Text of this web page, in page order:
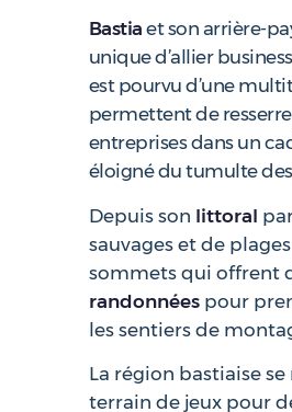
Bastia et son arrière-
unique d’allier
est pourvu d’une
permettent de
entreprises dans un
éloigné du tumulte
Depuis son littoral
sauvages et de
sommets qui offrent
randonnées pour
les sentiers de
La région bastiaise
terrain de jeux pour